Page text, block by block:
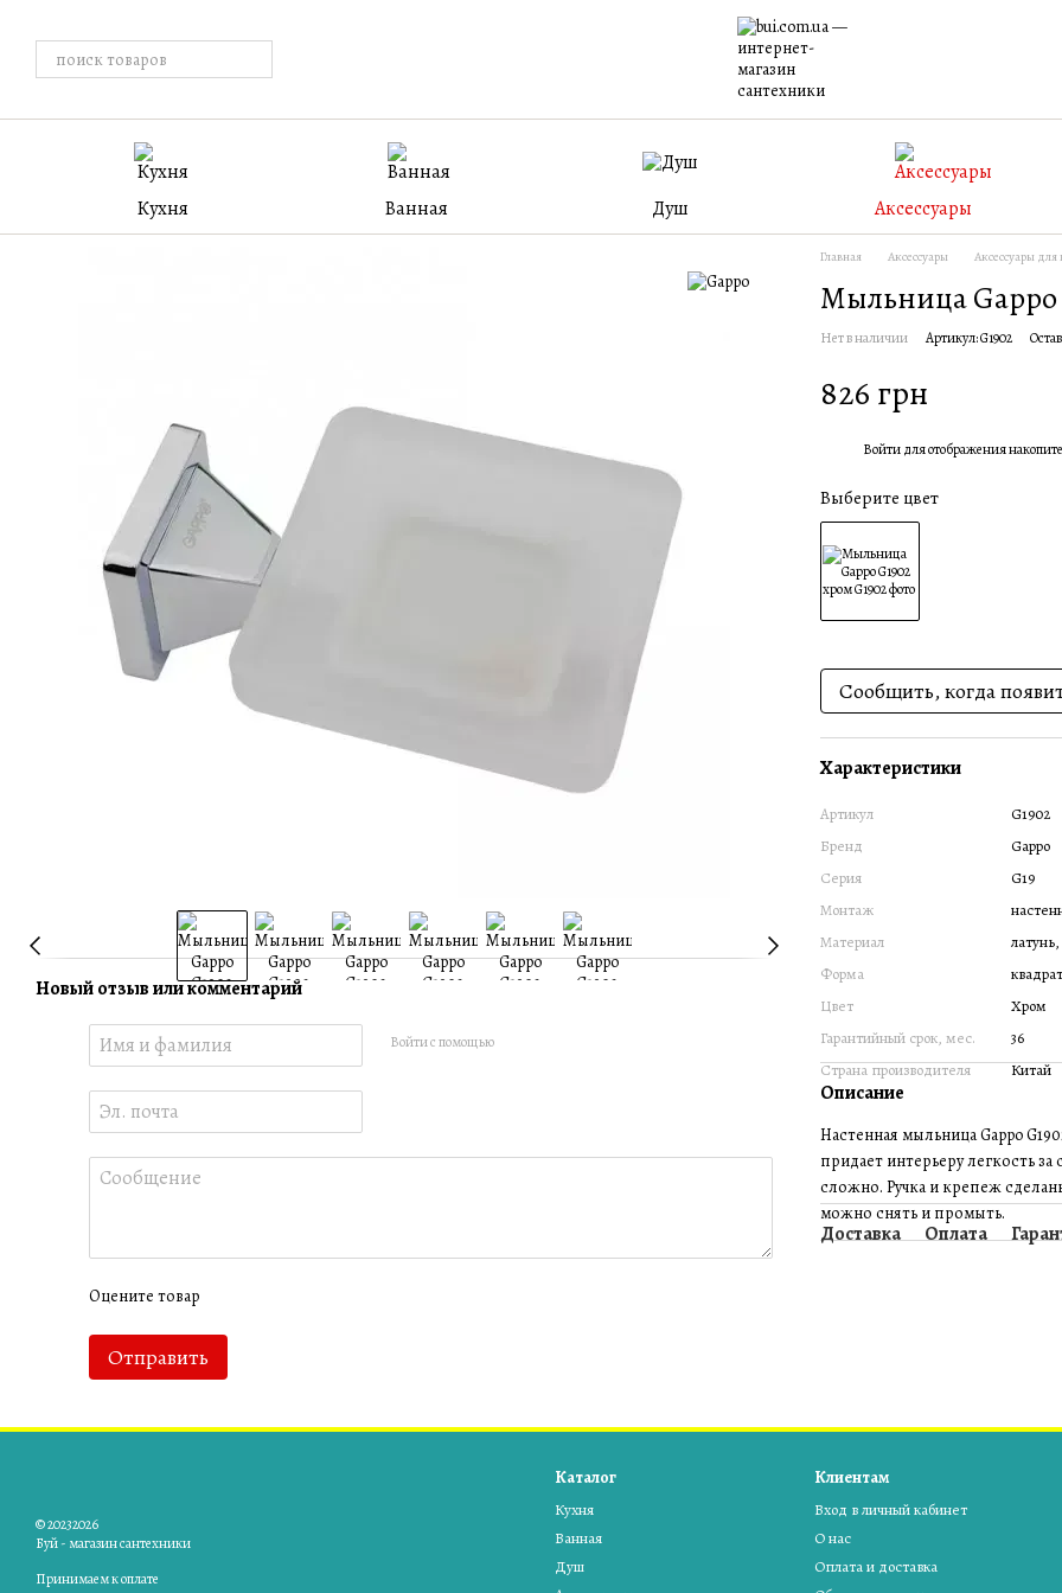
Кухня Ванная Душ Аксессуары
Новый отзыв или комментарий
Войти с помощью
Оцените товар
Отправить
Главная Аксессуары Аксессуары
Мыльница Gappo
Нет в наличии Артикул: G1902
826 грн
Войтидля отображения
Выберите цвет
Сообщить, когда
Характеристики
Артикул
G1902
Бренд
Gappo
Серия
G19
Монтаж
Материал
Форма
Цвет
Хром
Гарантийный срок, мес.
36
Страна производителя
Китай
Описание
Настенная мыльница Gappo
придает интерьеру легкость
сложно. Ручка и крепеж
можно снять и промыть.
Доставка Оплата
© 20232026
Буй - магазин сантехники
Принимаем к оплате
Каталог
Кухня
Ванная
Душ
Клиентам
Вход в личный кабинет
О нас
Оплата и доставка